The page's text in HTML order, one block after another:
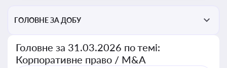
ГОЛОВНЕ ЗА ДОБУ
Головне за 31.03.2026 по темі:
Корпоративне право / M&A